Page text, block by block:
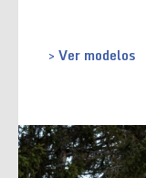
> Ver modelos